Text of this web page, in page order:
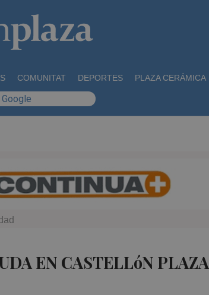
COMUNITAT DEPORTES PLAZA CERÁMICA
EN CASTELLóN PLAZA